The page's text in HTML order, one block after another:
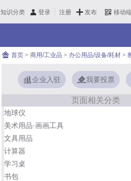
知识分类 登录 注册 发布 移动
首页 > 商用/工业品 > 办公用品/设备/耗材 >
企业入驻 我要投票
页面相关分类
地球仪
美术用品·画画工具
文具用品
计算器
学习桌
书包